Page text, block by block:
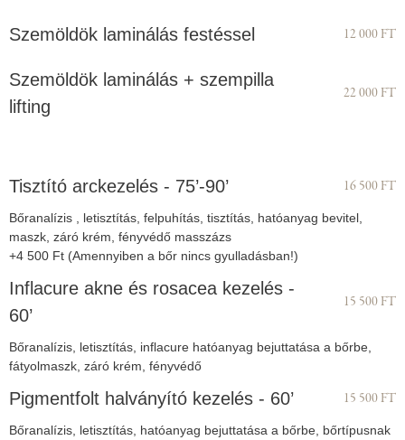
Szemöldök laminálás festéssel 12 000 FT
Szemöldök laminálás + szempilla
lifting
22 000 FT
Tisztító arckezelés - 75’-90’ 16 500 FT
Bőranalízis , letisztítás, felpuhítás, tisztítás, hatóanyag bevitel,
maszk, záró krém, fényvédő masszázs
+4 500 Ft (Amennyiben a bőr nincs gyulladásban!)
Inflacure akne és rosacea kezelés -
60’
15 500 FT
Bőranalízis, letisztítás, inflacure hatóanyag bejuttatása a bőrbe,
fátyolmaszk, záró krém, fényvédő
Pigmentfolt halványító kezelés - 60’ 15 500 FT
Bőranalízis, letisztítás, hatóanyag bejuttatása a bőrbe, bőrtípusnak